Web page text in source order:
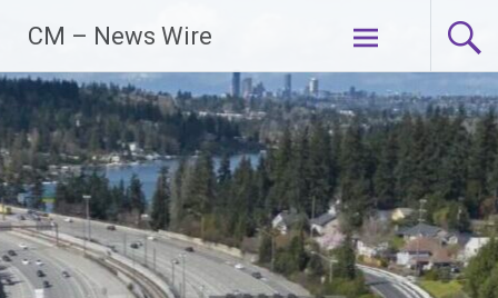
Inhalt
springen
CM – News Wire